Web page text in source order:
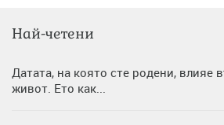
Най-четени
Датата, на която сте родени, влияе
живот. Ето как...